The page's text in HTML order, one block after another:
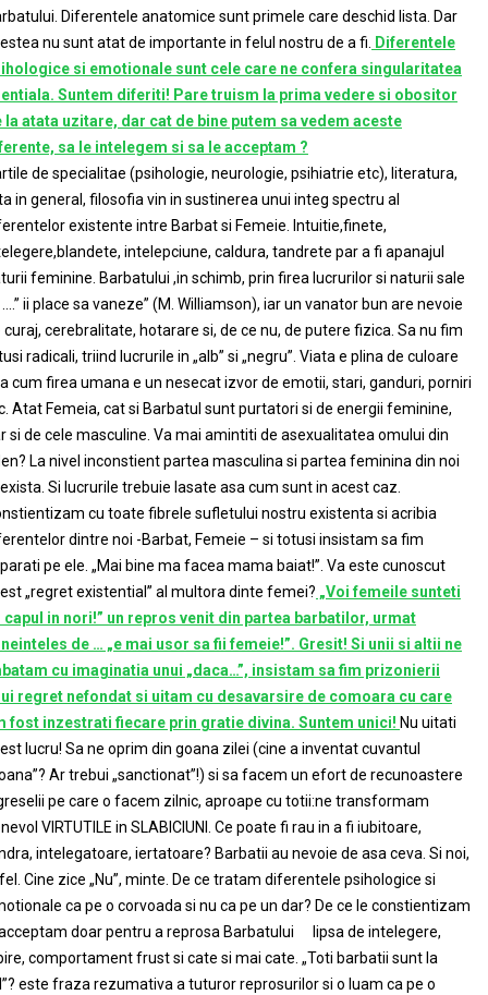
Diferentele anatomice sunt primele care deschid lista. Dar
nu sunt atat de importante in felul nostru de a fi.
Diferentele
si emotionale sunt cele care ne confera singularitatea
Suntem diferiti! Pare truism la prima vedere si obositor
la atata uzitare, dar cat de bine putem sa vedem aceste
sa le intelegem si sa le acceptam ?
de specialitae (psihologie, neurologie, psihiatrie etc), literatura,
in general, filosofia vin in sustinerea unui integ spectru al
existente intre Barbat si Femeie. Intuitie,finete,
intelepciune, caldura, tandrete par a fi apanajul
feminine. Barbatului ,in schimb, prin firea lucrurilor si naturii sale
ii place sa vaneze” (M. Williamson), iar un vanator bun are nevoie
curaj, cerebralitate, hotarare si, de ce nu, de putere fizica. Sa nu fim
radicali, triind lucrurile in „alb” si „negru”. Viata e plina de culoare
cum firea umana e un nesecat izvor de emotii, stari, ganduri, porniri
Atat Femeia, cat si Barbatul sunt purtatori si de energii feminine,
si de cele masculine. Va mai amintiti de asexualitatea omului din
La nivel inconstient partea masculina si partea feminina din noi
Si lucrurile trebuie lasate asa cum sunt in acest caz.
cu toate fibrele sufletului nostru existenta si acribia
dintre noi -Barbat, Femeie – si totusi insistam sa fim
pe ele. „Mai bine ma facea mama baiat!”. Va este cunoscut
„regret existential” al multora dinte femei? „Voi femeile sunteti
capul in nori!” un repros venit din partea barbatilor, urmat
de … „e mai usor sa fii femeie!”. Gresit! Si unii si altii ne
cu imaginatia unui „daca…”, insistam sa fim prizonierii
regret nefondat si uitam cu desavarsire de comoara cu care
fost inzestrati fiecare prin gratie divina. Suntem unici! Nu uitati
lucru! Sa ne oprim din goana zilei (cine a inventat cuvantul
Ar trebui „sanctionat”!) si sa facem un efort de recunoastere
pe care o facem zilnic, aproape cu totii:ne transformam
VIRTUTILE in SLABICIUNI. Ce poate fi rau in a fi iubitoare,
intelegatoare, iertatoare? Barbatii au nevoie de asa ceva. Si noi,
Cine zice „Nu”, minte. De ce tratam diferentele psihologice si
ca pe o corvoada si nu ca pe un dar? De ce le constientizam
doar pentru a reprosa Barbatului lipsa de intelegere,
comportament frust si cate si mai cate. „Toti barbatii sunt la
este fraza rezumativa a tuturor reprosurilor si o luam ca pe o